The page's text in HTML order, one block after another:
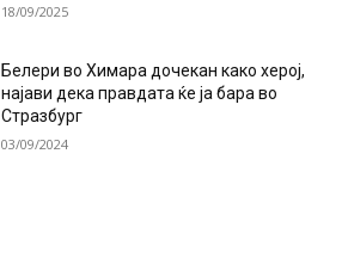
18/09/2025
Белери во Химара дочекан како херој,
најави дека правдата ќе ја бара во
Стразбург
03/09/2024